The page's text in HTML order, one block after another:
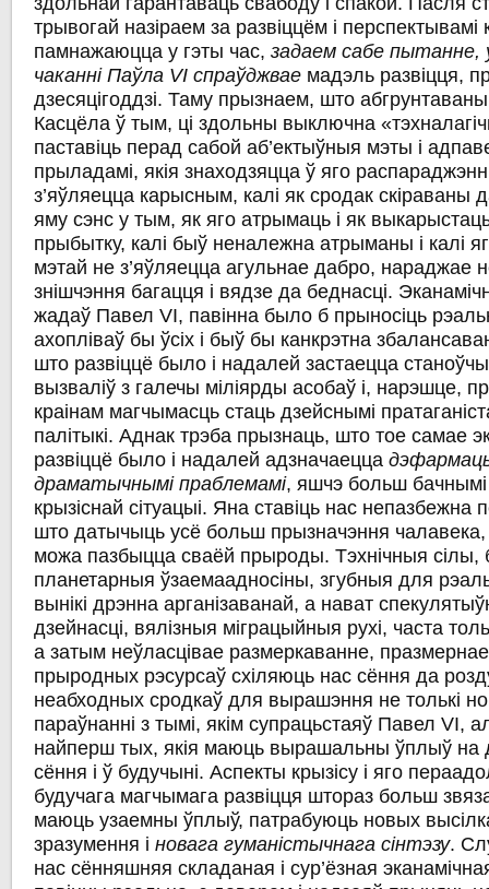
трывогай назіраем за развіццём i перспектывамі
памнажаюцца у гэты час,задаем сабе пытанне,
чаканні Паўла VI спраўджвае мадэль развіцця,
дзесяцігоддзі. Таму прызнаем, што
Касцёла ў тым, ці здольны выключна
паставіць перад сабой аб’ектыўныя мэты i
прыладамі, якія знаходзяцца ў яго
з’яўляецца карысным, калі як сродак
яму сэнс у тым, як яго атрымаць і як
прыбытку, калі быў неналежна атрыманы i калі
мэтай не з’яўляецца агульнае дабро, нараджае
знішчэння багацця i вядзе да беднасці.
жадаў Павел VI, павінна было б прыносіць
ахопліваў бы ўсіх i быў бы канкрэтна
што развіццё было i надалей застаецца
вызваліў з галечы міліярды асобаў i, нарэшце,
краінам магчымасць стаць дзейснымі
палітыкі. Аднак трэба прызнаць, што тое самае
развіццё было i надалей адзначаецца
драматычнымі праблемамі, яшчэ больш бачнымі
крызіснай сітуацыі. Яна ставіць нас
што датычыць усё больш прызначэння чалавека,
можа пазбыцца сваёй прыроды. Тэхнічныя сілы,
планетарныя ўзаемаадносіны, згубныя для
вынікі дрэнна арганізаванай, а нават
дзейнасці, вялізныя міграцыйныя рухі, часта
a затым неўласцівае размеркаванне,
прыродных рэсурсаў схіляюць нас сёння да
неабходных сродкаў для вырашэння не толькі
параўнанні з тымі, якім супрацьстаяў Павел VI,
найперш тых, якія маюць вырашальны ўплыў на
сёння i ў будучыні. Аспекты крызісу i яго
будучага магчымага развіцця штораз больш
маюць узаемны ўплыў, патрабуюць новых
зразумення іновага гуманістычнага сінтэзу.
нас сённяшняя складаная i сур’ёзная